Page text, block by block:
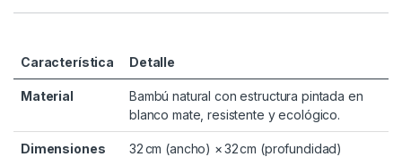
Característica Detalle
Material
Bambú natural con estructura pintada en
blanco mate, resistente y ecológico.
Dimensiones
32 cm (ancho) × 32 cm (profundidad)